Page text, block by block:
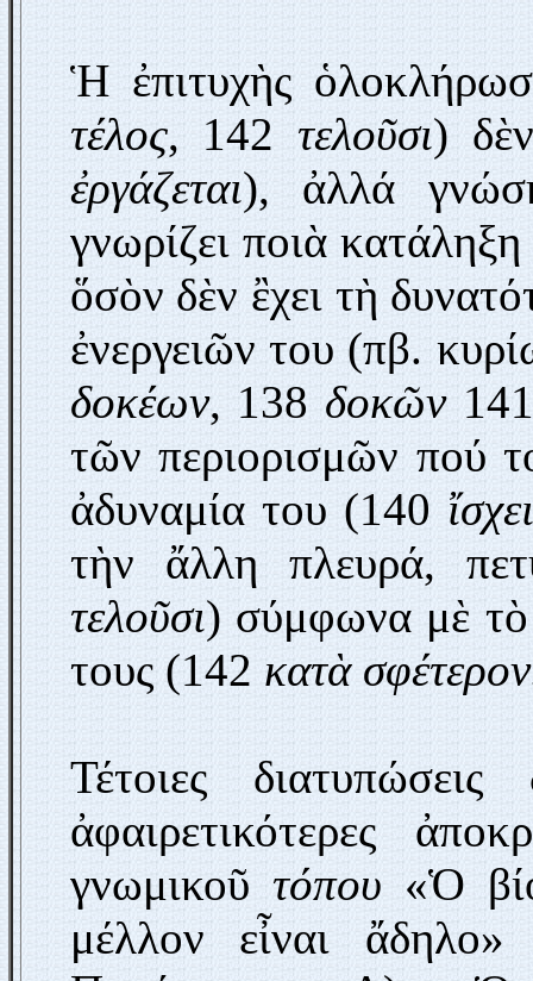
Ἡ ἐπιτυχὴς
τέλος, 142τελοῦσι)
ἐργάζεται), ἀλλά
γνωρίζει ποιὰ
ὅσὸν δὲν ἒχει τὴ
ἐνεργειῶν του (πβ.
δοκέων, 138δοκῶν
τῶν περιορισμῶν πού
ἀδυναμία του (140
τὴν ἄλλη πλευρά,
τελοῦσι) σύμφωνα μὲ τὸ
τους (142 κατὰ
Τέτοιες
ἀφαιρετικότερες
γνωμικοῦτόπου «Ὁ
μέλλον εἶναι